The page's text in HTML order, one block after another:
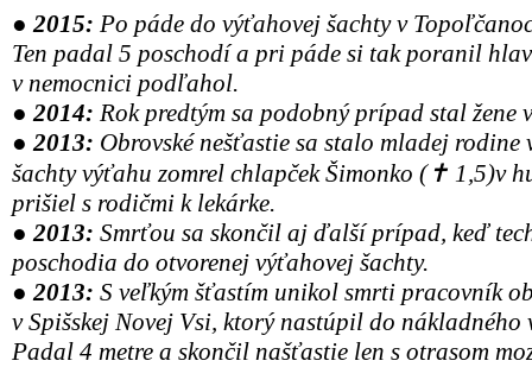
● 2015: Po páde do výťahovej šachty v
Ten padal 5 poschodí a pri páde si tak poranil
v nemocnici podľahol.
● 2014: Rok predtým sa podobný prípad stal žene
● 2013: Obrovské nešťastie sa stalo mladej rodine
šachty výťahu zomrel chlapček Šimonko (✝ 1,5)v
prišiel s rodičmi k lekárke.
● 2013: Smrťou sa skončil aj ďalší prípad, keď
poschodia do otvorenej výťahovej šachty.
● 2013: S veľkým šťastím unikol smrti pracovník
v Spišskej Novej Vsi, ktorý nastúpil do
Padal 4 metre a skončil našťastie len s otrasom